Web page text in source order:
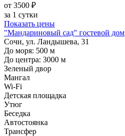
от 3500 ₽
за 1 сутки
Показать цены
"Мандариновый сад" гостевой дом
Сочи, ул. Ландышева, 31
До моря: 500 м
До центра: 3000 м
Зеленый двор
Мангал
Wi-Fi
Детская площадка
Утюг
Беседка
Автостоянка
Трансфер